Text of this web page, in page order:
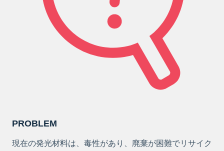
PROBLEM
現在の発光材料は、毒性があり、廃棄が困難でリサイク